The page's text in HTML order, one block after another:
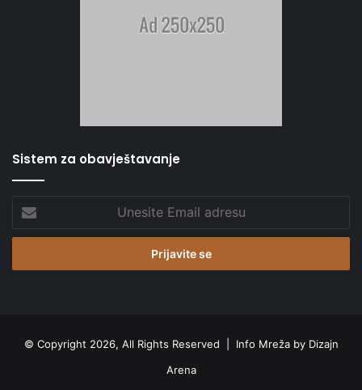
Sistem za obavještavanje
Email
adresu
© Copyright 2026, All Rights Reserved | Info Mreža by Dizajn
Arena